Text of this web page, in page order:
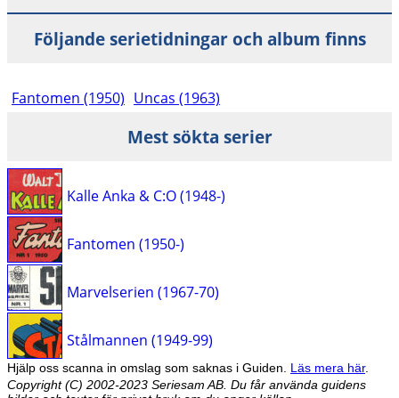
Följande serietidningar och album finns
Fantomen (1950) Uncas (1963)
Mest sökta serier
Kalle Anka & C:O (1948-)
Fantomen (1950-)
Marvelserien (1967-70)
Stålmannen (1949-99)
Hjälp oss scanna in omslag som saknas i Guiden. Läs mera här.
Copyright (C) 2002-2023 Seriesam AB. Du får använda guidens